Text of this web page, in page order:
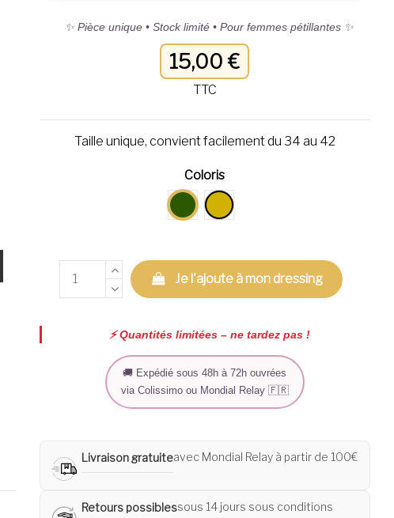
✨ Pièce unique • Stock limité • Pour femmes pétillantes ✨
15,00 €
TTC
Taille unique, convient facilement du 34 au 42
Coloris
kaki
dorée
Je l'ajoute à mon dressing
⚡️ Quantités limitées – ne tardez pas !
🚚 Expédié sous 48h à 72h ouvrées
via Colissimo ou Mondial Relay 🇫🇷
Livraison gratuiteavec Mondial Relay à partir de 100€
Retours possiblessous 14 jours sous conditions